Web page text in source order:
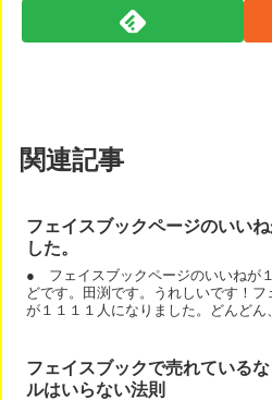
関連記事
フェイスブックページのいい
した。
● フェイスブックページのいいねが
どです。田渕です。うれしいです！
が１１１１人になりました。どんどん
フェイスブックで売れている
ルはいらない法則